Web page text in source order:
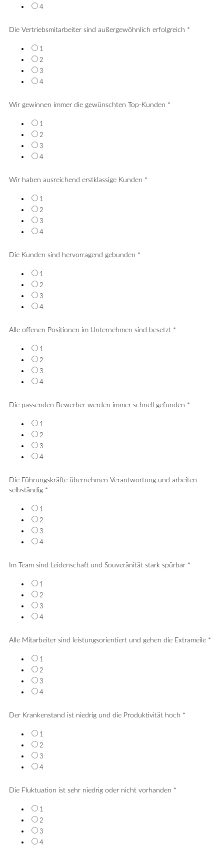
4
Die Vertriebsmitarbeiter sind außergewöhnlich erfolgreich *
1
2
3
4
Wir gewinnen immer die gewünschten Top-Kunden *
1
2
3
4
Wir haben ausreichend erstklassige Kunden *
1
2
3
4
Die Kunden sind hervorragend gebunden *
1
2
3
4
Alle offenen Positionen im Unternehmen sind besetzt *
1
2
3
4
Die passenden Bewerber werden immer schnell gefunden *
1
2
3
4
Die Führungskräfte übernehmen Verantwortung und arbeiten
selbständig *
1
2
3
4
Im Team sind Leidenschaft und Souveränität stark spürbar *
1
2
3
4
Alle Mitarbeiter sind leistungsorientiert und gehen die Extrameile *
1
2
3
4
Der Krankenstand ist niedrig und die Produktivität hoch *
1
2
3
4
Die Fluktuation ist sehr niedrig oder nicht vorhanden *
1
2
3
4